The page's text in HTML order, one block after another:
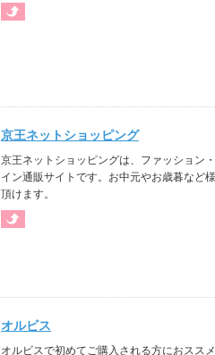
京王ネットショッピング
京王ネットショッピングは、ファッション
イン通販サイトです。お中元やお歳暮など
頂けます。
オルビス
オルビスで初めてご購入される方におスス